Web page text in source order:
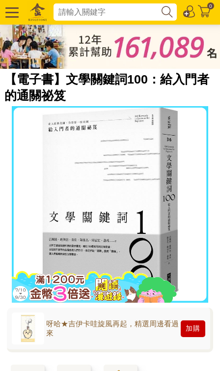
0
【電子書】文學關鍵詞100：給入門者
的通關祕笈
呀哈★吉伊卡哇旋風再起，精選周邊看過
來
加購